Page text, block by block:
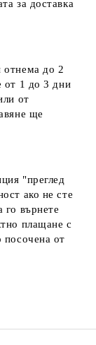
за доставка
отнема до 2
от 1 до 3 дни
от
ще
"преглед
ако не сте
го върнете
плащане с
посочена от